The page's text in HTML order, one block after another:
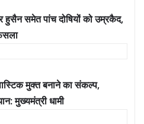
हुसैन समेत पांच दोषियों को उम्रकैद,
मुक्त बनाने का संकल्प,
मुख्यमंत्री धामी